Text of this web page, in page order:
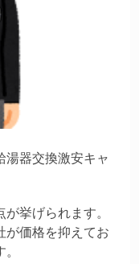
湯器交換激安キャ
挙げられます。
が価格を抑えてお